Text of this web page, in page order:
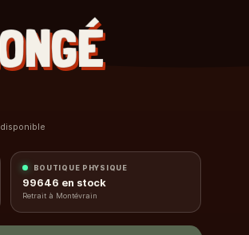
BOUTIQUE PHYSIQUE
99646 en stock
Retrait à Montévrain